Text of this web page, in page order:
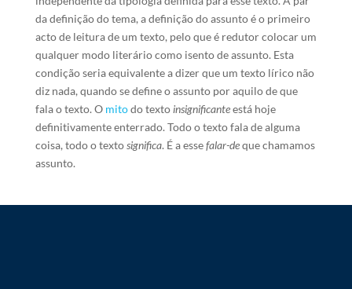
da definição do tema, a definição do assunto é o primeiro
acto de leitura de um texto, pelo que é redutor colocar um
qualquer modo literário como isento de assunto. Esta
condição seria equivalente a dizer que um texto lírico não
diz nada, quando se define o assunto por aquilo de que
fala o texto. O mitodo texto insignificanteestá hoje
definitivamente enterrado. Todo o texto fala de alguma
coisa, todo o textosignifica. É a essefalar-deque chamamos
assunto.